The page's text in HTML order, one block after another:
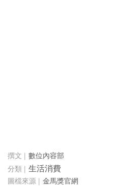
數位內容部
生活消費
金馬獎官網